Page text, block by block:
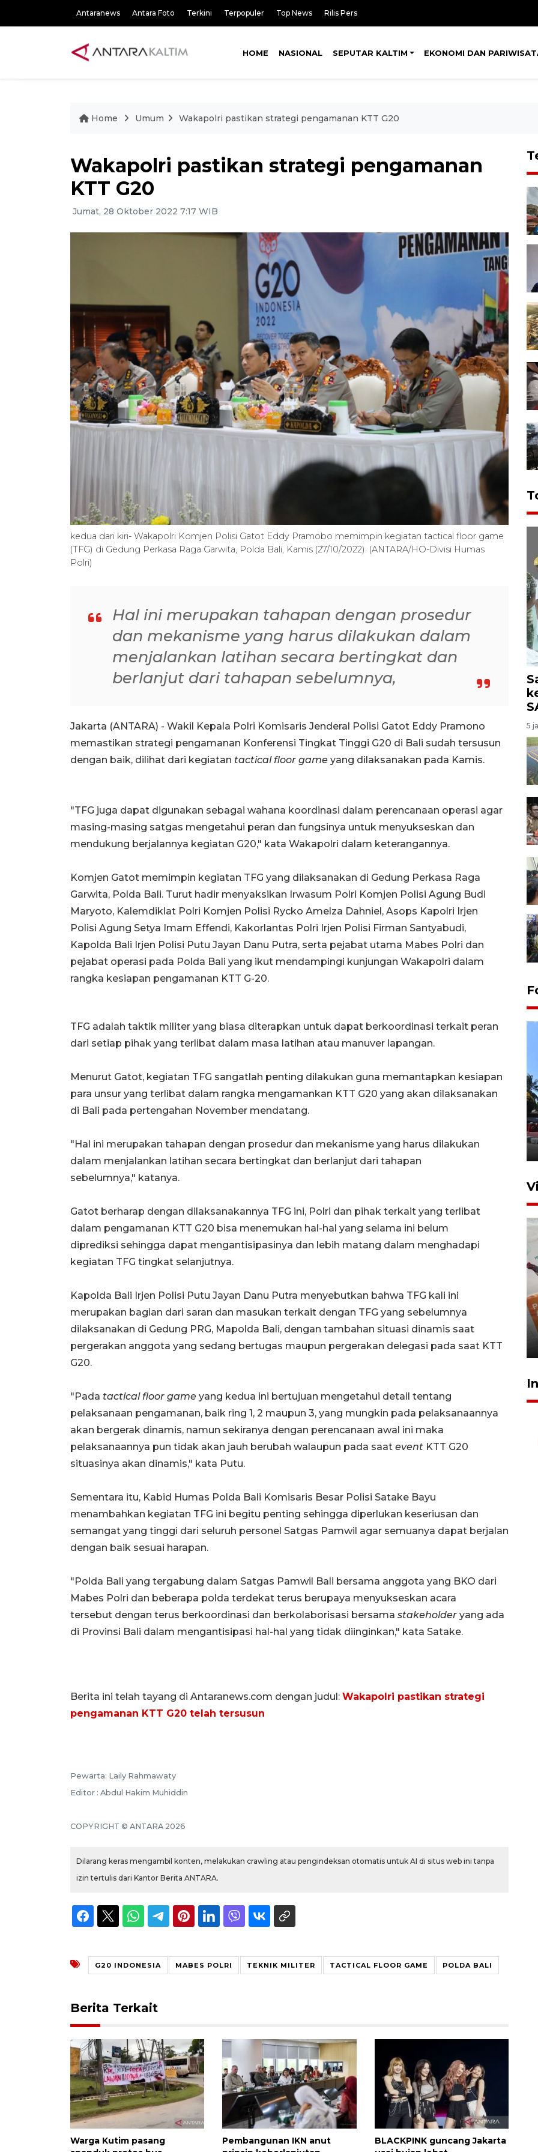
Antaranews Antara Foto Terkini Terpopuler Top News Rilis Pers
HOME NASIONAL SEPUTAR KALTIM EKONOMI DAN
Home Umum Wakapolri pastikan strategi pengamanan KTT G20
Wakapolri pastikan strategi pengamanan
KTT G20
Jumat, 28 Oktober 2022 7:17 WIB
kedua dari kiri- Wakapolri Komjen Polisi Gatot Eddy Pramobo memimpin kegiatan tactical floor game
(TFG) di Gedung Perkasa Raga Garwita, Polda Bali, Kamis (27/10/2022). (ANTARA/HO-Divisi Humas
Polri)
Hal ini merupakan tahapan dengan prosedur
dan mekanisme yang harus dilakukan dalam
menjalankan latihan secara bertingkat dan
berlanjut dari tahapan sebelumnya,
Jakarta (ANTARA) - Wakil Kepala Polri Komisaris Jenderal Polisi Gatot Eddy Pramono
memastikan strategi pengamanan Konferensi Tingkat Tinggi G20 di Bali sudah tersusun
dengan baik, dilihat dari kegiatan tactical floor game yang dilaksanakan pada Kamis.
"TFG juga dapat digunakan sebagai wahana koordinasi dalam perencanaan operasi agar
masing-masing satgas mengetahui peran dan fungsinya untuk menyukseskan dan
mendukung berjalannya kegiatan G20," kata Wakapolri dalam keterangannya.
Komjen Gatot memimpin kegiatan TFG yang dilaksanakan di Gedung Perkasa Raga
Garwita, Polda Bali. Turut hadir menyaksikan Irwasum Polri Komjen Polisi Agung Budi
Maryoto, Kalemdiklat Polri Komjen Polisi Rycko Amelza Dahniel, Asops Kapolri Irjen
Polisi Agung Setya Imam Effendi, Kakorlantas Polri Irjen Polisi Firman Santyabudi,
Kapolda Bali Irjen Polisi Putu Jayan Danu Putra, serta pejabat utama Mabes Polri dan
pejabat operasi pada Polda Bali yang ikut mendampingi kunjungan Wakapolri dalam
rangka kesiapan pengamanan KTT G-20.
TFG adalah taktik militer yang biasa diterapkan untuk dapat berkoordinasi terkait peran
dari setiap pihak yang terlibat dalam masa latihan atau manuver lapangan.
Menurut Gatot, kegiatan TFG sangatlah penting dilakukan guna memantapkan kesiapan
para unsur yang terlibat dalam rangka mengamankan KTT G20 yang akan dilaksanakan
di Bali pada pertengahan November mendatang.
"Hal ini merupakan tahapan dengan prosedur dan mekanisme yang harus dilakukan
dalam menjalankan latihan secara bertingkat dan berlanjut dari tahapan
sebelumnya," katanya.
Gatot berharap dengan dilaksanakannya TFG ini, Polri dan pihak terkait yang terlibat
dalam pengamanan KTT G20 bisa menemukan hal-hal yang selama ini belum
diprediksi sehingga dapat mengantisipasinya dan lebih matang dalam menghadapi
kegiatan TFG tingkat selanjutnya.
Kapolda Bali Irjen Polisi Putu Jayan Danu Putra menyebutkan bahwa TFG kali ini
merupakan bagian dari saran dan masukan terkait dengan TFG yang sebelumnya
dilaksanakan di Gedung PRG, Mapolda Bali, dengan tambahan situasi dinamis saat
pergerakan anggota yang sedang bertugas maupun pergerakan delegasi pada saat KTT
G20.
"Pada tactical floor game yang kedua ini bertujuan mengetahui detail tentang
pelaksanaan pengamanan, baik ring 1, 2 maupun 3, yang mungkin pada pelaksanaannya
akan bergerak dinamis, namun sekiranya dengan perencanaan awal ini maka
pelaksanaannya pun tidak akan jauh berubah walaupun pada saat event KTT G20
situasinya akan dinamis," kata Putu.
Sementara itu, Kabid Humas Polda Bali Komisaris Besar Polisi Satake Bayu
menambahkan kegiatan TFG ini begitu penting sehingga diperlukan keseriusan dan
semangat yang tinggi dari seluruh personel Satgas Pamwil agar semuanya dapat berjalan
dengan baik sesuai harapan.
"Polda Bali yang tergabung dalam Satgas Pamwil Bali bersama anggota yang BKO dari
Mabes Polri dan beberapa polda terdekat terus berupaya menyukseskan acara
tersebut dengan terus berkoordinasi dan berkolaborisasi bersama stakeholder yang ada
di Provinsi Bali dalam mengantisipasi hal-hal yang tidak diinginkan," kata Satake.
Berita ini telah tayang di Antaranews.com dengan judul: Wakapolri pastikan strategi
pengamanan KTT G20 telah tersusun
Pewarta: Laily Rahmawaty
Editor : Abdul Hakim Muhiddin
COPYRIGHT © ANTARA 2026
Dilarang keras mengambil konten, melakukan crawling atau pengindeksan otomatis untuk AI di situs web ini tanpa
izin tertulis dari Kantor Berita ANTARA.
G20 INDONESIA MABES POLRI TEKNIK MILITER TACTICAL FLOOR GAME POLDA BALI
Berita Terkait
Warga Kutim pasang
Pembangunan IKN anut
BLACKPINK guncang Jakarta
5
31 Juli 2026 20:49
IKN mulai bangun hunian dari
investasi asing
20 Juli 2026 19:03